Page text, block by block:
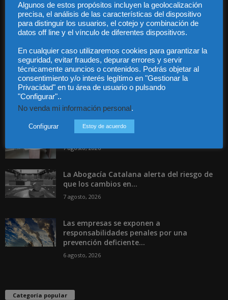
Guía Colaboradores
Contáctanos: info@diariojuridico.com
Incluso más noticias
Especialización total: por qué TBF Abogados
es el referente en derecho...
7 agosto, 2026
La Abogacía Catalana alerta del riesgo de
que los cambios en...
7 agosto, 2026
Las empresas se exponen a
responsabilidades penales por una
prevención deficiente...
6 agosto, 2026
Categoría popular
Algunos de estos propósitos incluyen la geolocalización
precisa, el análisis de las características del dispositivo
para distinguir los usuarios, el cotejo y combinación de
datos off line y el vínculo de diferentes dispositivos.
En cualquier caso utilizaremos cookies para garantizar la
seguridad, evitar fraudes, depurar errores y servir
técnicamente anuncios o contenidos. Podrás objetar al
consentimiento y/o interés legítimo en "Gestionar la
Privacidad" en tu área de usuario o pulsando
"Configurar"..
No venda mi información personal.
Configurar Estoy de acuerdo